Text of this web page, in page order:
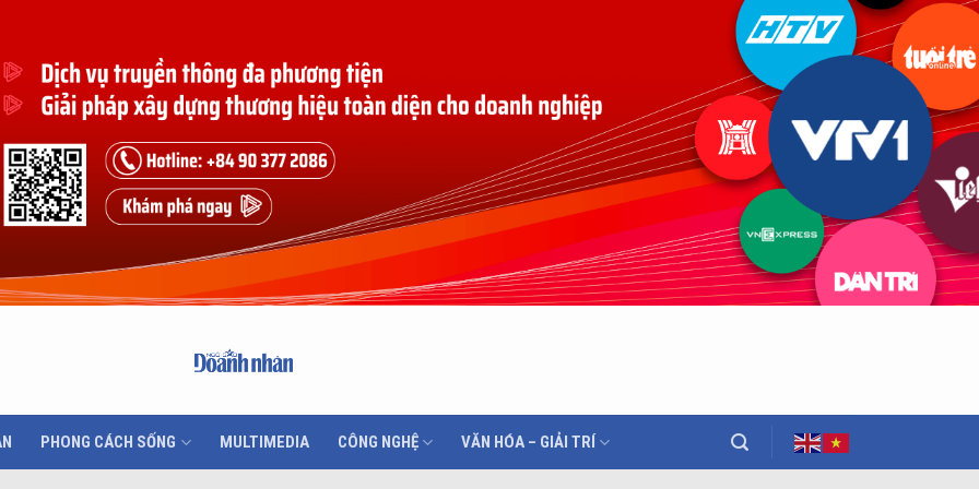
PHONG CÁCH SỐNG MULTIMEDIA CÔNG NGHỆ VĂN HÓA – GIẢI TRÍ